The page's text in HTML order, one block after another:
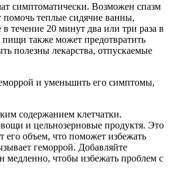
симптоматически. Возможен спазм
теплые сидячие ванны,
течение 20 минут два или три раза в
пищи также может предотвратить
полезны лекарства, отпускаемые
и уменьшить его симптомы,
содержанием клетчатки.
и цельнозерновые продуктя. Это
его объем, что поможет избежать
геморрой. Добавляйте
медленно, чтобы избежать проблем с